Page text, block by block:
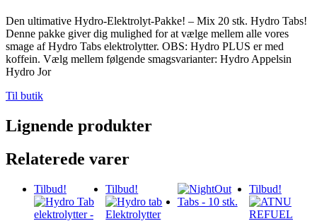
Den ultimative Hydro-Elektrolyt-Pakke! – Mix 20 stk. Hydro Tabs!
Denne pakke giver dig mulighed for at vælge mellem alle vores
smage af Hydro Tabs elektrolytter. OBS: Hydro PLUS er med
koffein. Vælg mellem følgende smagsvarianter: Hydro Appelsin
Hydro Jor
Til butik
Lignende produkter
Relaterede varer
Tilbud! Tilbud! Tilbud!